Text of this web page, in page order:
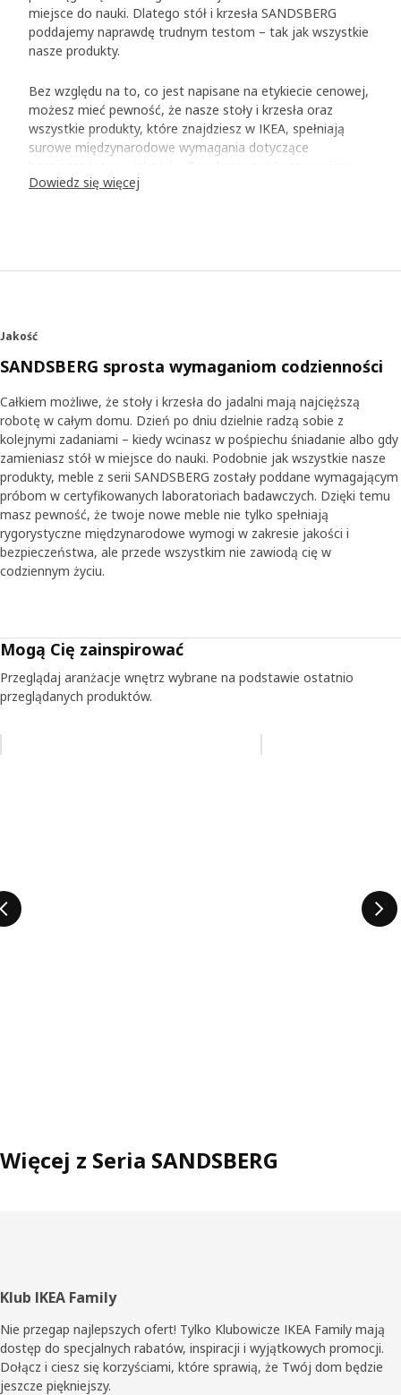
miejsce do nauki. Dlatego stół i krzesła SANDSBERG
poddajemy naprawdę trudnym testom – tak jak wszystkie
nasze produkty.
Bez względu na to, co jest napisane na etykiecie cenowej,
możesz mieć pewność, że nasze stoły i krzesła oraz
wszystkie produkty, które znajdziesz w IKEA, spełniają
surowe międzynarodowe wymagania dotyczące
testy, dopóki produkt jest dostępny w naszym
co oznacza, że wszystkie testy są przeprowadzane
nasze stoły przechodzą testy statyczne i próby
trwałości na przestrzeni czasu. Na przykład w jednym z
testów upuszcza się stół z wysokości kilku centymetrów,
aby symulować upuszczenie go podczas remontu lub
przeprowadzki.
Odpowiednia jakość dla różnej budowy ciała
Już na samym początku rozwoju produktu zawsze
kładziemy nacisk na jakość i bezpieczeństwo. - Robiąc
nasze szkice już z doświadczenia wiemy, jakie powinny być
nawet gdy wydaje nam się, że siedzimy na krześle
całkowicie nieruchomo, to faktycznie poruszamy się i
zmieniamy obciążenie. - W pracach rozwojowych musimy
wziąć pod uwagę fakt, że ludzie różnie siedzą i mają różną
SANDSBERG zostało opracowane tak, aby zapewnić
elastyczność i wygodne podparcie dla każdych pleców – i
Dowiedz się więcej
Jakość
SANDSBERG sprosta wymaganiom codzienności
Całkiem możliwe, że stoły i krzesła do jadalni mają najcięższą
robotę w całym domu. Dzień po dniu dzielnie radzą sobie z
kolejnymi zadaniami – kiedy wcinasz w pośpiechu śniadanie albo gdy
zamieniasz stół w miejsce do nauki. Podobnie jak wszystkie nasze
produkty, meble z serii SANDSBERG zostały poddane wymagającym
próbom w certyfikowanych laboratoriach badawczych. Dzięki temu
masz pewność, że twoje nowe meble nie tylko spełniają
rygorystyczne międzynarodowe wymogi w zakresie jakości i
bezpieczeństwa, ale przede wszystkim nie zawiodą cię w
codziennym życiu.
Mogą Cię zainspirować
Przeglądaj aranżacje wnętrz wybrane na podstawie ostatnio
przeglądanych produktów.
Więcej z Seria SANDSBERG
Stopka
Klub IKEA Family
Nie przegap najlepszych ofert! Tylko Klubowicze IKEA Family mają
dostęp do specjalnych rabatów, inspiracji i wyjątkowych promocji.
Dołącz i ciesz się korzyściami, które sprawią, że Twój dom będzie
jeszcze piękniejszy.